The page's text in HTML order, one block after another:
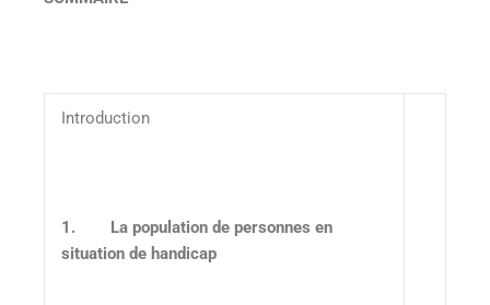
Introduction
1. La population de personnes en
situation de handicap